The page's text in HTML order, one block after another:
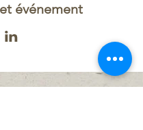
événement